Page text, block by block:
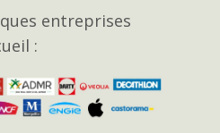
entreprises
: